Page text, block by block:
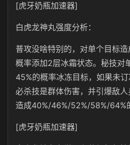
[虎牙奶瓶加速器]
白虎龙神丸强度分析：
普攻没啥特别的，对单个目标
概率添加2层冰霜状态。秘技对
45%的概率冰冻目标，如果未订
必杀技是群体伤害，并引爆敌人
造成40%/46%/52%/58%/64%
[虎牙奶瓶加速器]